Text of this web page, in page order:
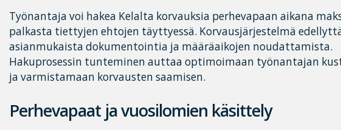
Työnantaja voi hakea Kelalta korvauksia perhevapaan aikana
palkasta tiettyjen ehtojen täyttyessä. Korvausjärjestelmä
asianmukaista dokumentointia ja määräaikojen noudattamista.
Hakuprosessin tunteminen auttaa optimoimaan työnantajan
ja varmistamaan korvausten saamisen.
Perhevapaat ja vuosilomien käsittely